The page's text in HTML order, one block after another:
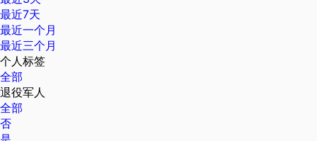
最近7天
最近一个月
最近三个月
个人标签
全部
退役军人
全部
否